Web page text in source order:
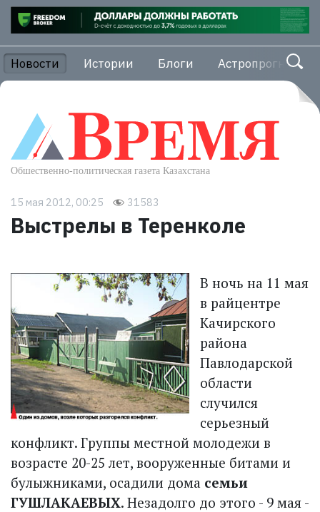
Новости Истории Блоги Астропрогноз
15 мая 2012, 00:25 31583
Выстрелы в Теренколе
В ночь на 11 мая
в райцентре
Качирского
района
Павлодарской
области
случился
серьезный
конфликт. Группы местной молодежи в
возрасте 20-25 лет, вооруженные битами и
булыжниками, осадили дома семьи
ГУШЛАКАЕВЫХ. Незадолго до этого - 9 мая -